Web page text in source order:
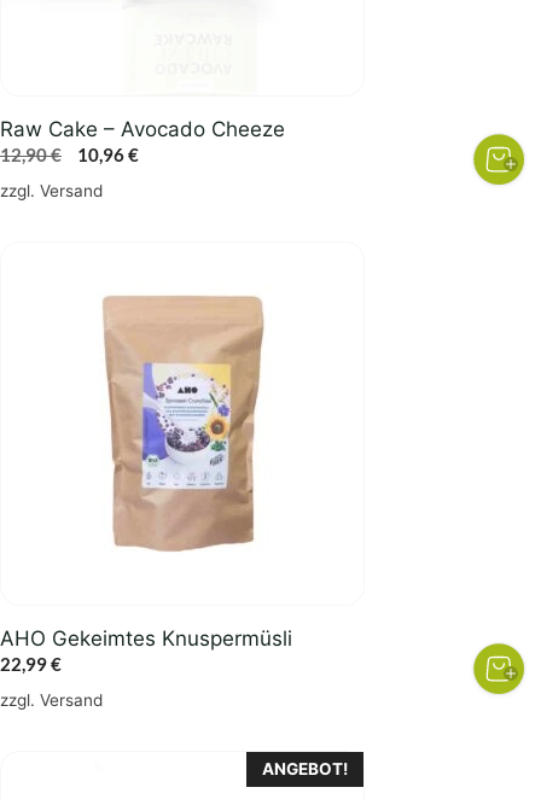
Raw Cake – Avocado Cheeze
12,90€
Ursprünglicher
Preis
10,96€Aktueller
zzgl. Versand
AHO Gekeimtes Knuspermüsli
22,99€
zzgl. Versand
ANGEBOT!